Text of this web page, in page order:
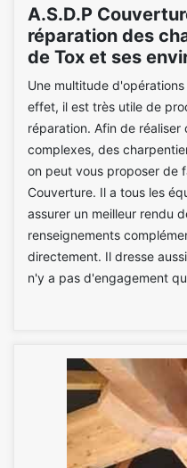
A.S.D.P
réparation des
de Tox et ses
Une multitude
effet, il est très utile de
réparation. Afin de
complexes, des
on peut vous proposer de
Couverture. Il a tous les
assurer un meilleur rendu
renseignements
directement. Il dresse
n'y a pas d'engagement